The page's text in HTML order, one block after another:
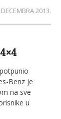
2013.
Benz je
na sve
u